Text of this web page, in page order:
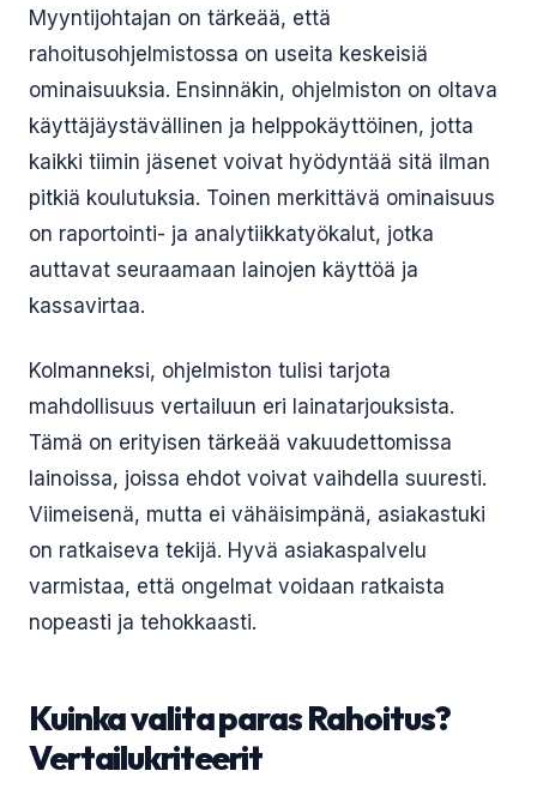
Myyntijohtajan on tärkeää, että
rahoitusohjelmistossa on useita keskeisiä
ominaisuuksia. Ensinnäkin, ohjelmiston on oltava
käyttäjäystävällinen ja helppokäyttöinen, jotta
kaikki tiimin jäsenet voivat hyödyntää sitä ilman
pitkiä koulutuksia. Toinen merkittävä ominaisuus
on raportointi- ja analytiikkatyökalut, jotka
auttavat seuraamaan lainojen käyttöä ja
kassavirtaa.
Kolmanneksi, ohjelmiston tulisi tarjota
mahdollisuus vertailuun eri lainatarjouksista.
Tämä on erityisen tärkeää vakuudettomissa
lainoissa, joissa ehdot voivat vaihdella suuresti.
Viimeisenä, mutta ei vähäisimpänä, asiakastuki
on ratkaiseva tekijä. Hyvä asiakaspalvelu
varmistaa, että ongelmat voidaan ratkaista
nopeasti ja tehokkaasti.
Kuinka valita paras Rahoitus?
Vertailukriteerit